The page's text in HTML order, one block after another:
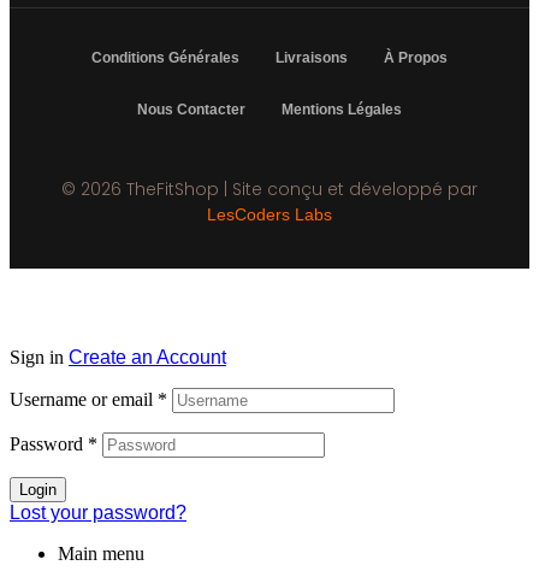
Conditions Générales Livraisons À Propos
Nous Contacter Mentions Légales
© 2026 TheFitShop | Site conçu et développé par
LesCoders Labs
Sign in Create an Account
Username or email *
Password *
Login
Lost your password?
Main menu